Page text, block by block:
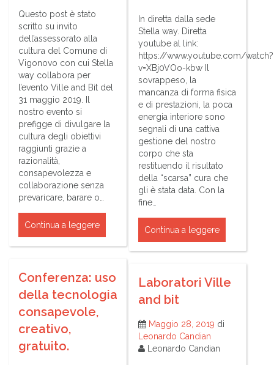
In diretta dalla sede
Stella way. Diretta
youtube al link:
https://www.youtube.com/watch?
v=XBj0VOo-kbw Il
sovrappeso, la
mancanza di forma fisica
e di prestazioni, la poca
energia interiore sono
segnali di una cattiva
gestione del nostro
corpo che sta
restituendo il risultato
della “scarsa” cura che
gli è stata data. Con la
fine…
Continua a leggere
Questo post è stato
scritto su invito
dell’assessorato alla
cultura del Comune di
Vigonovo con cui Stella
way collabora per
l’evento Ville and Bit del
31 maggio 2019. Il
nostro evento si
prefigge di divulgare la
cultura degli obiettivi
raggiunti grazie a
razionalità,
consapevolezza e
collaborazione senza
prevaricare, barare o…
Continua a leggere
Conferenza: uso
della tecnologia
consapevole,
creativo,
gratuito.
Laboratori Ville
and bit
Maggio 28, 2019 di
Leonardo Candian
Leonardo Candian